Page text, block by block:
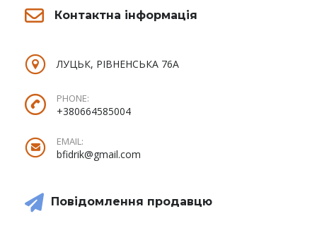
Контактна інформація
ЛУЦЬК, РІВНЕНСЬКА 76А
PHONE:
+380664585004
EMAIL:
bfidrik@gmail.com
Повідомлення продавцю